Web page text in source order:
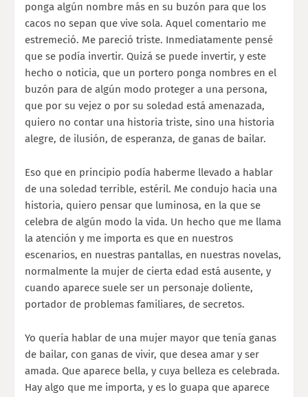
ponga algún nombre más en su buzón para que los
cacos no sepan que vive sola. Aquel comentario me
estremeció. Me pareció triste. Inmediatamente pensé
que se podía invertir. Quizá se puede invertir, y este
hecho o noticia, que un portero ponga nombres en el
buzón para de algún modo proteger a una persona,
que por su vejez o por su soledad está amenazada,
quiero no contar una historia triste, sino una historia
alegre, de ilusión, de esperanza, de ganas de bailar.
Eso que en principio podía haberme llevado a hablar
de una soledad terrible, estéril. Me condujo hacia una
historia, quiero pensar que luminosa, en la que se
celebra de algún modo la vida. Un hecho que me llama
la atención y me importa es que en nuestros
escenarios, en nuestras pantallas, en nuestras novelas,
normalmente la mujer de cierta edad está ausente, y
cuando aparece suele ser un personaje doliente,
portador de problemas familiares, de secretos.
Yo quería hablar de una mujer mayor que tenía ganas
de bailar, con ganas de vivir, que desea amar y ser
amada. Que aparece bella, y cuya belleza es celebrada.
Hay algo que me importa, y es lo guapa que aparece